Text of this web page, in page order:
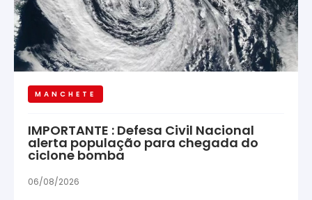
MANCHETE
IMPORTANTE : Defesa Civil Nacional
alerta população para chegada do
ciclone bomba
06/08/2026